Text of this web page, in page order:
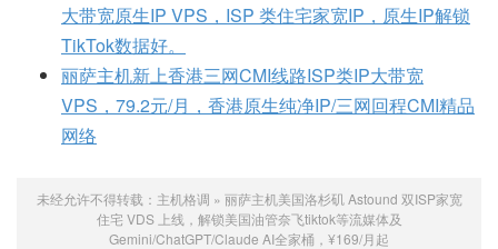
大带宽原生IP VPS，ISP 类住宅家宽IP，原生IP解锁
TikTok数据好。
丽萨主机新上香港三网CMI线路ISP类IP大带宽
VPS，79.2元/月，香港原生纯净IP/三网回程CMI精品
网络
未经允许不得转载： 主机格调 » 丽萨主机美国洛杉矶 Astound 双ISP家宽
住宅 VDS 上线，解锁美国油管奈飞tiktok等流媒体及
Gemini/ChatGPT/Claude AI全家桶，¥169/月起